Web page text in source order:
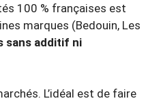
100 % françaises est
marques (Bedouin, Les
sans additif ni
L’idéal est de faire